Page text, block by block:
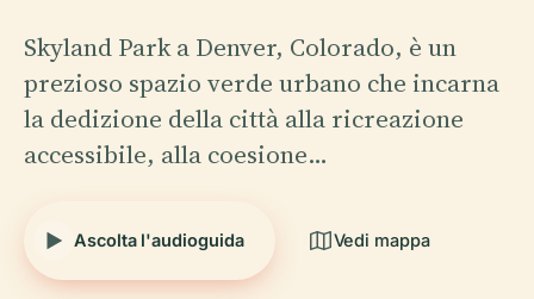
Skyland Park a Denver, Colorado, è un
prezioso spazio verde urbano che incarna
la dedizione della città alla ricreazione
accessibile, alla coesione…
Ascolta l'audioguida Vedi mappa